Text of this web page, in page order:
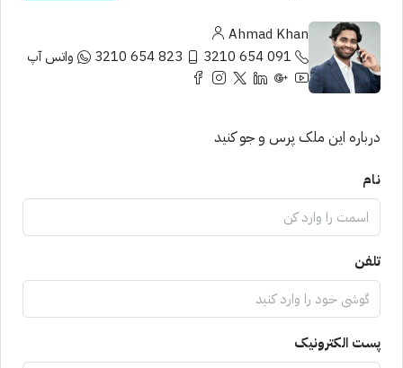
Ahmad Khan
091 654 3210
823 654 3210 واتس آپ
درباره این ملک پرس و جو کنید
نام
تلفن
پست الکترونیک